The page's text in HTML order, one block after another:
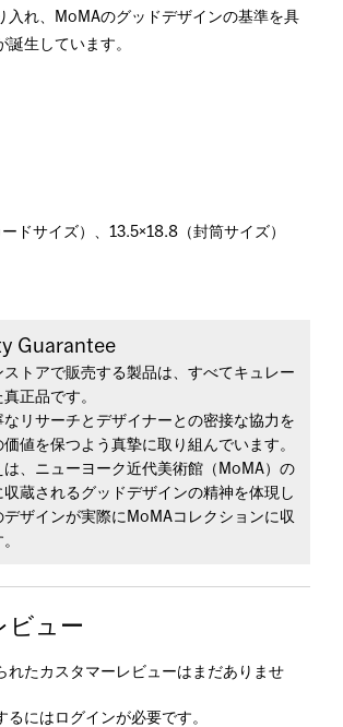
入れ、MoMAのグッドデザインの基準を具
生しています。
ドサイズ）、13.5×18.8（封筒サイズ）
Guarantee
トアで販売する製品は、すべてキュレー
正品です。
リサーチとデザイナーとの密接な協力を
値を保つよう真摯に取り組んでいます。
は、ニューヨーク近代美術館（MoMA）の
収蔵されるグッドデザインの精神を体現し
デザインが実際にMoMAコレクションに収
ビュー
れたカスタマーレビューはまだありませ
るには ログインが必要です。